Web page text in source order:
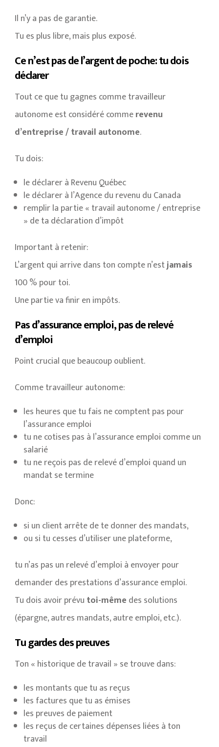
Il n’y a pas de garantie.
Tu es plus libre, mais plus exposé.
Ce n’est pas de l’argent de poche: tu dois
déclarer
Tout ce que tu gagnes comme travailleur
autonome est considéré commerevenu
d’entreprise / travail autonome.
Tu dois:
le déclarer à Revenu Québec
le déclarer à l’Agence du revenu du Canada
remplir la partie « travail autonome / entreprise
» de ta déclaration d’impôt
Important à retenir:
L’argent qui arrive dans ton compte n’estjamais
100 % pour toi.
Une partie va finir en impôts.
Pas d’assurance emploi, pas de relevé
d’emploi
Point crucial que beaucoup oublient.
Comme travailleur autonome:
les heures que tu fais ne comptent pas pour
l’assurance emploi
tu ne cotises pas à l’assurance emploi comme un
salarié
tu ne reçois pas de relevé d’emploi quand un
mandat se termine
Donc:
si un client arrête de te donner des mandats,
ou si tu cesses d’utiliser une plateforme,
tu n’as pas un relevé d’emploi à envoyer pour
demander des prestations d’assurance emploi.
Tu dois avoir prévu toi-même des solutions
(épargne, autres mandats, autre emploi, etc.).
Tu gardes des preuves
Ton « historique de travail » se trouve dans:
les montants que tu as reçus
les factures que tu as émises
les preuves de paiement
les reçus de certaines dépenses liées à ton
travail